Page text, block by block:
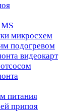
микросхем
подогревом
видеокарт
питания
припоя